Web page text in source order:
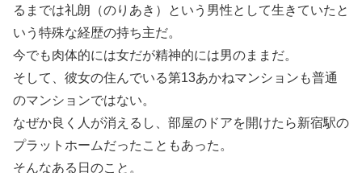
るまでは礼朗（のりあき）という男性として生きていたと
いう特殊な経歴の持ち主だ。
今でも肉体的には女だが精神的には男のままだ。
そして、彼女の住んでいる第13あかねマンションも普通
のマンションではない。
なぜか良く人が消えるし、部屋のドアを開けたら新宿駅の
プラットホームだったこともあった。
そんなある日のこと。